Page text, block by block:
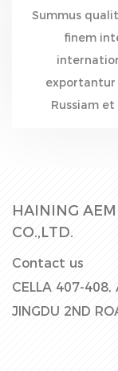
Summus
finem
exportantur
Russiam
HAINING
CO.,LTD.
Contact us
CELLA 407-408,
JINGDU 2ND